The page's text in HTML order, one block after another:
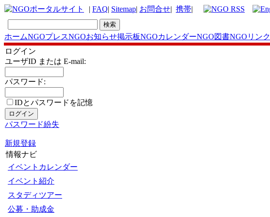
| FAQ| Sitemap| お問合せ| 携帯|
ホームNGOプレスNGOお知らせ掲示板NGOカレンダーNGO図書NGOリンク
ログイン
ユーザID または E-mail:
パスワード:
IDとパスワードを記憶
パスワード紛失
新規登録
情報ナビ
イベントカレンダー
イベント紹介
スタディツアー
公募・助成金